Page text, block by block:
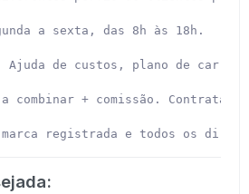
a sexta, das 8h às 18h.
Ajuda de custos, plano de
a combinar + comissão.
marca registrada e todos os